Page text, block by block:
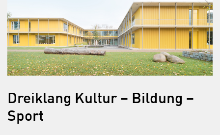
Dreiklang Kultur – Bildung –
Sport